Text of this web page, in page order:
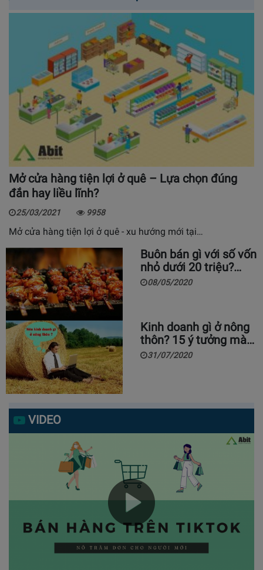
Mở cửa hàng tiện lợi ở quê – Lựa chọn đúng
đắn hay liều lĩnh?
25/03/2021 9958
Mở cửa hàng tiện lợi ở quê - xu hướng mới tại…
Buôn bán gì với số vốn
nhỏ dưới 20 triệu?…
08/05/2020
Kinh doanh gì ở nông
thôn? 15 ý tưởng mà…
31/07/2020
VIDEO